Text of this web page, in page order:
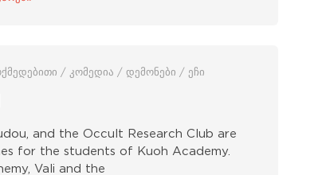
/ კომედია / დემონები / ეჩი
and the Occult Research Club are
for the students of Kuoh Academy.
Vali and the